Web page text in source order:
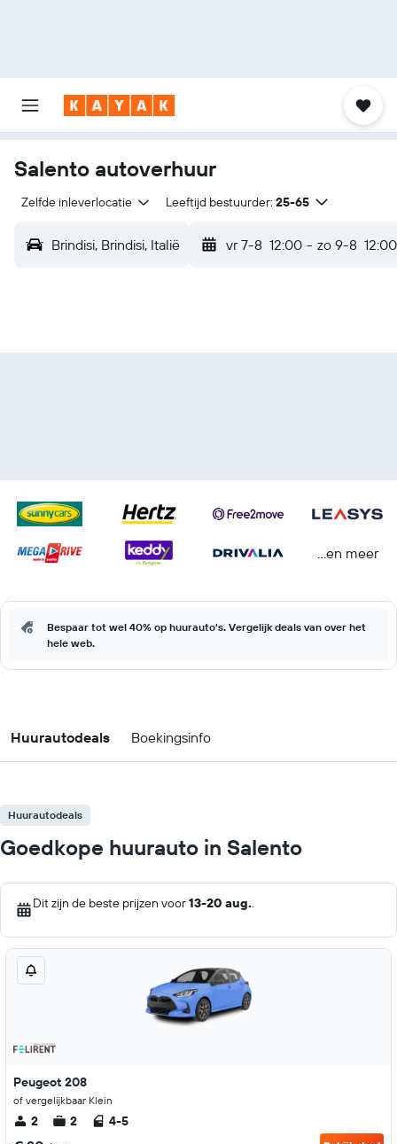
Salento autoverhuur
Zelfde inleverlocatie Leeftijd bestuurder: 25-65
Brindisi, Brindisi, Italië vr 7-8 12:00 - zo 9-8 12:00
...en meer
Bespaar tot wel 40% op huurauto's. Vergelijk deals van over het
hele web.
Huurautodeals Boekingsinfo
Huurautodeals
Goedkope huurauto in Salento
Dit zijn de beste prijzen voor13-20 aug..
Peugeot 208
of vergelijkbaar Klein
2 2 4-5